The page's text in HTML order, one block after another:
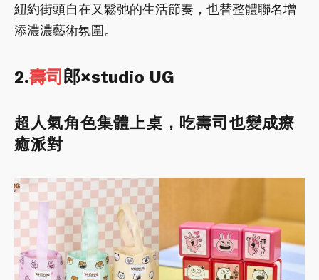
紐約街頭自在又鬆弛的生活節奏，也替整體聯名增
添濃濃藝術氛圍。
2.壽司 郎×studio UG
超人氣角色集體上桌，吃壽司也變成療
癒派對